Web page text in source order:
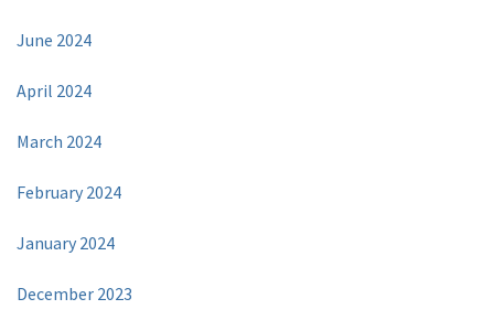
June 2024
April 2024
March 2024
February 2024
January 2024
December 2023